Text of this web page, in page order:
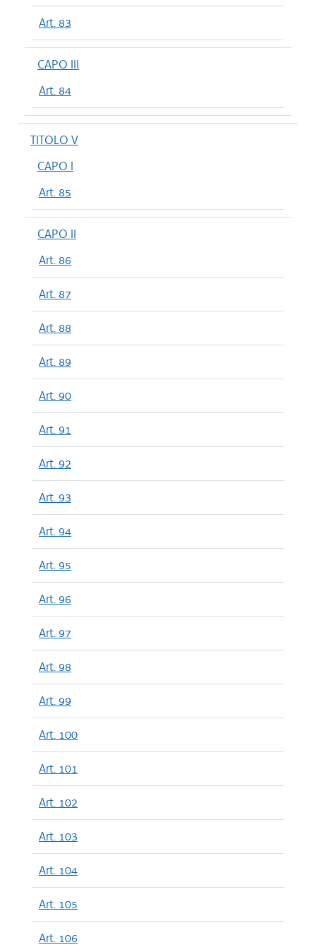
Art. 83
CAPO III
Art. 84
TITOLO V
CAPO I
Art. 85
CAPO II
Art. 86
Art. 87
Art. 88
Art. 89
Art. 90
Art. 91
Art. 92
Art. 93
Art. 94
Art. 95
Art. 96
Art. 97
Art. 98
Art. 99
Art. 100
Art. 101
Art. 102
Art. 103
Art. 104
Art. 105
Art. 106